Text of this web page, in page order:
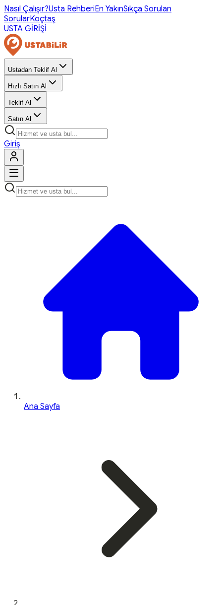
Nasıl Çalışır?Usta RehberiEn YakınSıkça Sorulan
SorularKoçtaş
USTA GİRİŞİ
Ustadan Teklif Al
Hızlı Satın Al
Teklif Al
Satın Al
Giriş
Ana Sayfa